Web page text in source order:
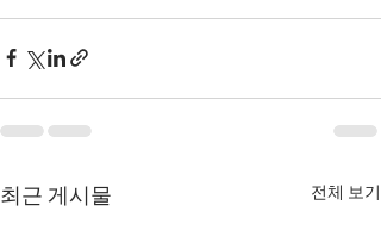
최근 게시물 전체 보기